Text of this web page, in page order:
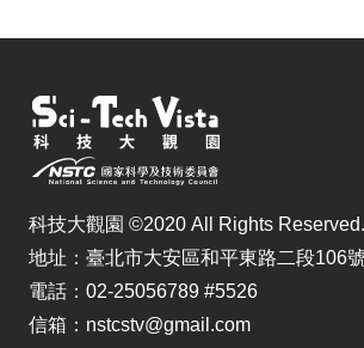
科技大觀園 ©2020 All Rights Reserved.
地址：臺北市大安區和平東路二段106
電話：02-25056789 #5526
信箱：nstcstv@gmail.com